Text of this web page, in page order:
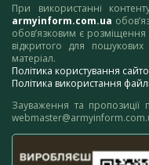
При використанні
armyinform.com.ua
обов’язковим є
відкритого для
матеріал.
Політика користування
Політика використання
Зауваження та пропозиції